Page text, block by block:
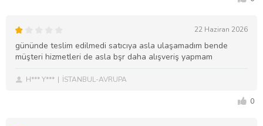
22 Haziran 2026
gününde teslim edilmedi satıcıya asla ulaşamadım bende
müşteri hizmetleri de asla bşr daha alışveriş yapmam
H*** Y*** İSTANBUL-AVRUPA
0